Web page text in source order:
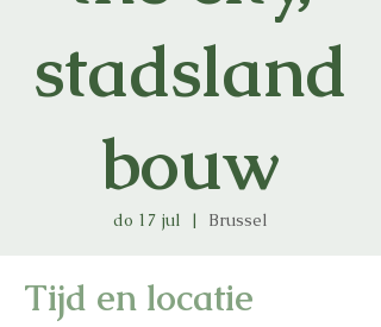
stadsland
bouw
do 17 jul
  |
Brussel
Tijd en locatie